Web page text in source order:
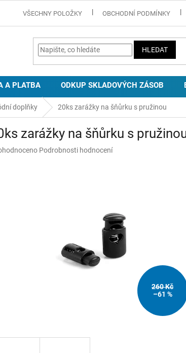
VŠECHNY POLOŽKY OBCHODNÍ PODMÍNKY
HLEDAT
A PLATBA ODKUP SKLADOVÝCH ZÁSOB
doplňky 20ks zarážky na šňůrku s pružinou
zarážky na šňůrku s
Podrobnosti hodnocení
260 Kč
–61 %